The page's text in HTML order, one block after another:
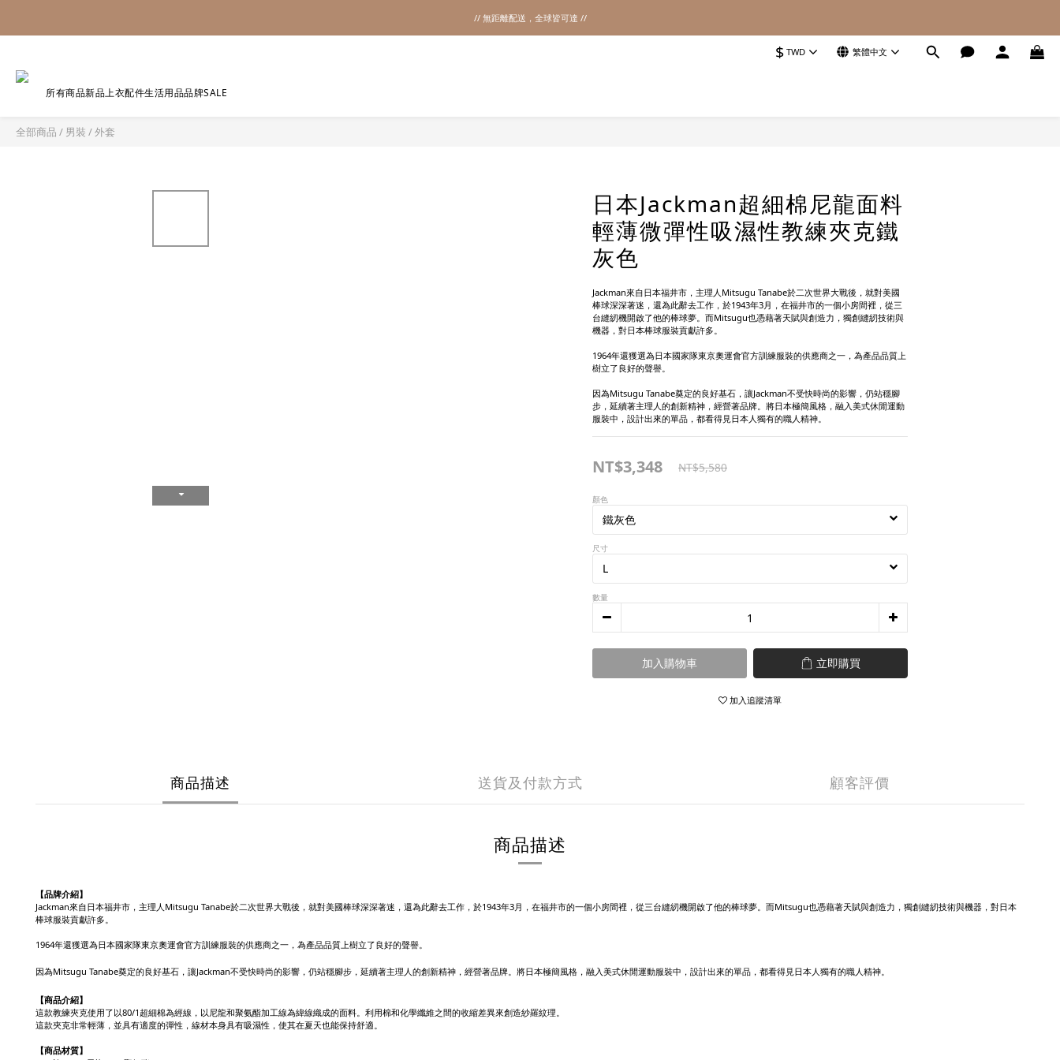
2026SS SALE
// 無距離配送，全球皆可達 //
$ TWD 繁體中文
所有商品新品上衣配件生活用品品牌SALE
全部商品 / 男裝 /外套
日本Jackman超細棉尼龍面料
輕薄微彈性吸濕性教練夾克鐵
灰色
Jackman來自日本福井市，主理人Mitsugu Tanabe於二次世界大戰後，就對美國
棒球深深著迷，還為此辭去工作，於1943年3月，在福井市的一個小房間裡，從三
台縫紉機開啟了他的棒球夢。而Mitsugu也憑藉著天賦與創造力，獨創縫紉技術與
機器，對日本棒球服裝貢獻許多。
1964年還獲選為日本國家隊東京奧運會官方訓練服裝的供應商之一，為產品品質上
樹立了良好的聲譽。
因為Mitsugu Tanabe奠定的良好基石，讓Jackman不受快時尚的影響，仍站穩腳
步，延續著主理人的創新精神，經營著品牌。將日本極簡風格，融入美式休閒運動
服裝中，設計出來的單品，都看得見日本人獨有的職人精神。
NT$3,348 NT$5,580
顏色
尺寸
數量
加入購物車 立即購買
加入追蹤清單
商品描述 送貨及付款方式 顧客評價
商品描述
【品牌介紹】
Jackman來自日本福井市，主理人Mitsugu Tanabe於二次世界大戰後，就對美國棒球深深著迷，還為此辭去工作，於1943年3月，在福井市的一個小房間裡，從三台縫紉機開啟了他的棒球夢。而Mitsugu也憑藉著天賦與創造力，獨創縫紉技術與機器，對日本
棒球服裝貢獻許多。
1964年還獲選為日本國家隊東京奧運會官方訓練服裝的供應商之一，為產品品質上樹立了良好的聲譽。
因為Mitsugu Tanabe奠定的良好基石，讓Jackman不受快時尚的影響，仍站穩腳步，延續著主理人的創新精神，經營著品牌。將日本極簡風格，融入美式休閒運動服裝中，設計出來的單品，都看得見日本人獨有的職人精神。
【商品介紹】
這款教練夾克使用了以80/1超細棉為經線，以尼龍和聚氨酯加工線為緯線織成的面料。利用棉和化學纖維之間的收縮差異來創造紗羅紋理。
這款夾克非常輕薄，並具有適度的彈性，線材本身具有吸濕性，使其在夏天也能保持舒適。
【商品材質】